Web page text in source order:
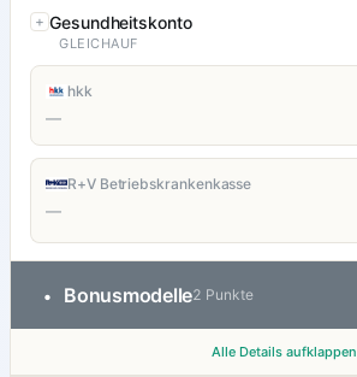
Gesundheitskonto
GLEICHAUF
hkk
—
R+V Betriebskrankenkasse
—
• Bonusmodelle2 Punkte
Alle Details aufklappen